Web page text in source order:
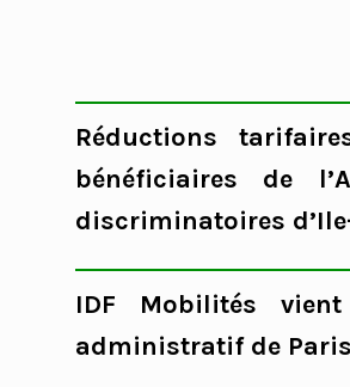
Réductions
bénéficiaires de
discriminatoires
IDF Mobilités
administratif de